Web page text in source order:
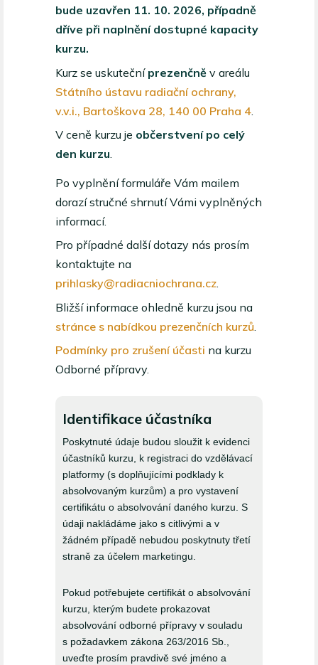
bude uzavřen 11. 10. 2026, případně
dříve při naplnění dostupné kapacity
kurzu.
Kurz se uskuteční prezenčněv areálu
Státního ústavu radiační ochrany,
v.v.i., Bartoškova 28, 140 00 Praha 4.
V ceně kurzu je občerstvení po celý
den kurzu.
Po vyplnění formuláře Vám mailem
dorazí stručné shrnutí Vámi vyplněných
informací.
Pro případné další dotazy nás prosím
kontaktujte na
prihlasky@radiacniochrana.cz.
Bližší informace ohledně kurzu jsou na
stránce s nabídkou prezenčních kurzů.
Podmínky pro zrušení účasti na kurzu
Odborné přípravy.
Přihláška
do kurzu
odborné
přípravy
pro
činnosti
důležité
z
hlediska
Identifikace účastníka
Poskytnuté údaje budou sloužit k evidenci
účastníků kurzu, k registraci do vzdělávací
platformy (s doplňujícími podklady k
absolvovaným kurzům) a pro vystavení
certifikátu o absolvování daného kurzu. S
údaji nakládáme jako s citlivými a v
žádném případě nebudou poskytnuty třetí
straně za účelem marketingu.
Pokud potřebujete certifikát o absolvování
kurzu, kterým budete prokazovat
absolvování odborné přípravy v souladu
s požadavkem zákona 263/2016 Sb.,
uveďte prosím pravdivě své jméno a